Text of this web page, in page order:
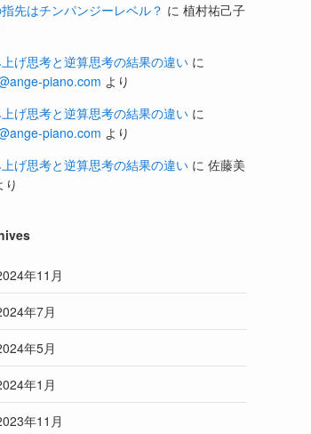
先はチンパンジーレベル？ に 植村祐己子
げ思考と逆算思考の結果の違い に
piano.com より
げ思考と逆算思考の結果の違い に
piano.com より
げ思考と逆算思考の結果の違い に 佐藤美
り
年11月
年7月
年5月
年1月
年11月